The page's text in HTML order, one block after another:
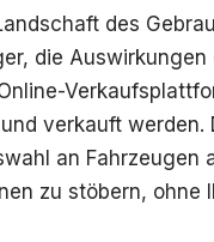
des
die
verkauft werden.
an Fahrzeugen
zu stöbern, ohne